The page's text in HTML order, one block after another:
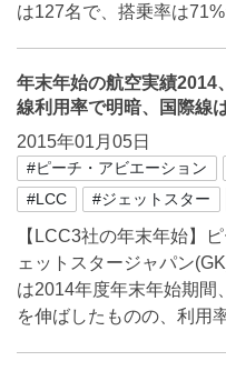
は127名で、搭乗率は71%
年末年始の航空実績2014
線利用率で明暗、国際線
2015年01月05日
#ピーチ・アビエーション
#LCC
#ジェットスター
【LCC3社の年末年始】
ェットスタージャパン
は2014年度年末年始期間
を伸ばしたものの、利用